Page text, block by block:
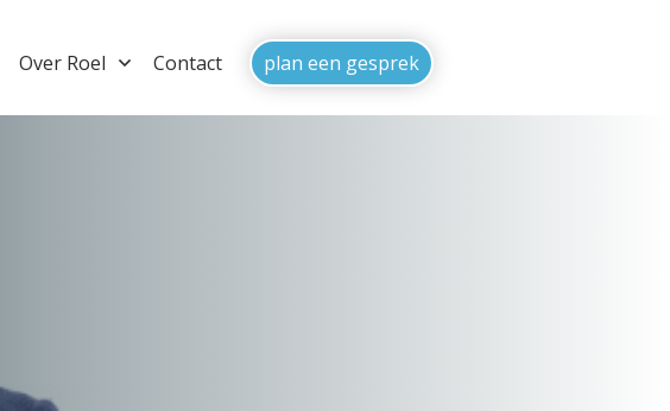
Over Roel Contact plan een gesprek